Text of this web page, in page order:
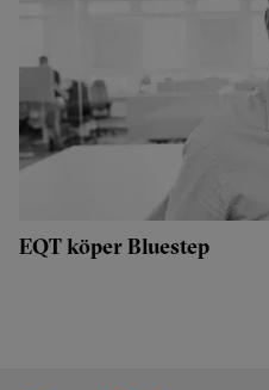
EQT köper Bluestep